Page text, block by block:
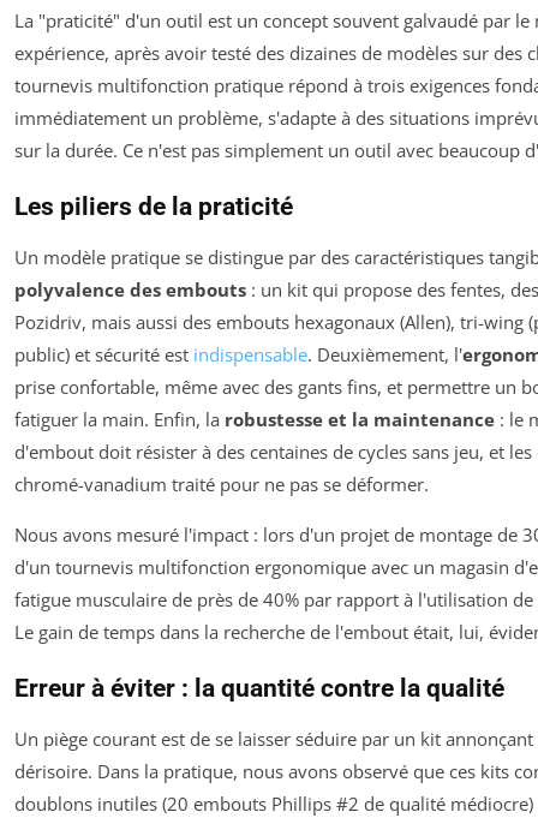
La "praticité" d'un outil est un concept souvent galvaudé par
expérience, après avoir testé des dizaines de modèles sur des
tournevis multifonction pratique répond à trois exigences
immédiatement un problème, s'adapte à des situations
sur la durée. Ce n'est pas simplement un outil avec beaucoup
Les piliers de la praticité
Un modèle pratique se distingue par des caractéristiques
polyvalence des embouts : un kit qui propose des fentes,
Pozidriv, mais aussi des embouts hexagonaux (Allen), tri-wing
public) et sécurité est indispensable. Deuxièmement, l'
prise confortable, même avec des gants fins, et permettre un
fatiguer la main. Enfin, la robustesse et la maintenance : le
d'embout doit résister à des centaines de cycles sans jeu, et
chromé-vanadium traité pour ne pas se déformer.
Nous avons mesuré l'impact : lors d'un projet de montage de
d'un tournevis multifonction ergonomique avec un magasin
fatigue musculaire de près de 40% par rapport à l'utilisation
Le gain de temps dans la recherche de l'embout était, lui,
Erreur à éviter : la quantité contre la qualité
Un piège courant est de se laisser séduire par un kit
dérisoire. Dans la pratique, nous avons observé que ces kits
doublons inutiles (20 embouts Phillips #2 de qualité